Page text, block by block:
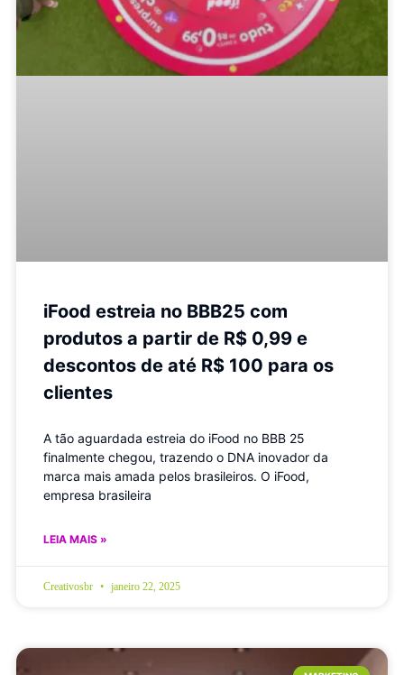
iFood estreia no BBB25 com
produtos a partir de R$ 0,99 e
descontos de até R$ 100 para os
clientes
A tão aguardada estreia do iFood no BBB 25
finalmente chegou, trazendo o DNA inovador da
marca mais amada pelos brasileiros. O iFood,
empresa brasileira
LEIA MAIS »
Creativosbr janeiro 22, 2025